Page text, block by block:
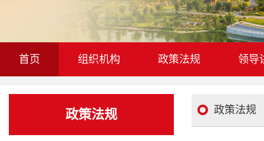
首页 组织机构 政策法规 领导
政策法规 政策法规